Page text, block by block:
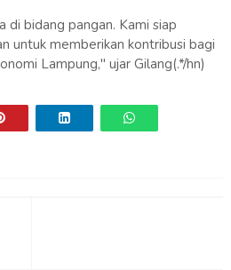
di bidang pangan. Kami siap
untuk memberikan kontribusi bagi
Lampung," ujar Gilang(.*/hn)